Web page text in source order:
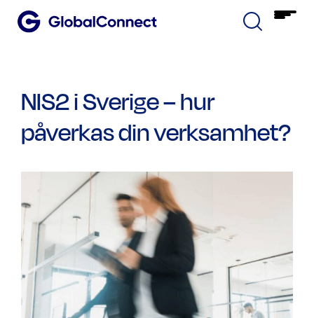
NIS2 i Sverige – hur
påverkas din verksamhet?